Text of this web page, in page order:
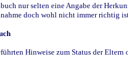
nur selten eine Angabe der
doch wohl nicht immer richtig
Hinweise zum Status der